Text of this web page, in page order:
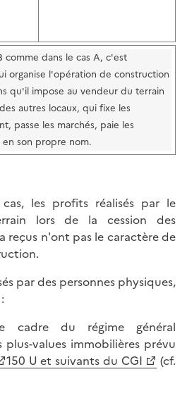
comme dans le cas A, c'est
organise l'opération de construction
qu'il impose au vendeur du terrain
autres locaux, qui fixe les
passe les marchés, paie les
son propre nom.
les profits réalisés par le
lors de la cession des
reçus n'ont pas le caractère de
par des personnes physiques,
du régime général
values immobilières prévu
150 U et suivants du CGI
(cf.